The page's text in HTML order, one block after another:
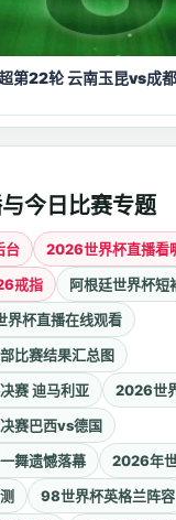
第22轮 云南玉昆vs成
今日比赛专题
台
2026世界杯直播看
戒指
阿根廷世界杯短
界杯直播在线观看
比赛结果汇总图
赛 迪马利亚
2026世
赛巴西vs德国
舞遗憾落幕
2026年
98世界杯英格兰阵容